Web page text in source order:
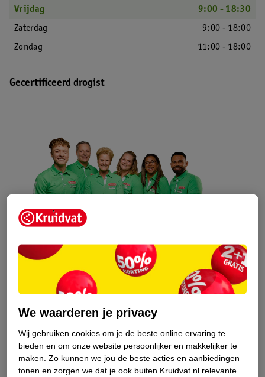
Vrijdag
9:00 - 18:30
Zaterdag
9:00 - 18:00
Zondag
11:00 - 18:00
Gecertificeerd drogist
Kruidvat is een erkend specialist in
zelfzorg, ook online. Wat je
gezondheidsvraag ook is, stel hem aan
Stel je gezondheidsvraag
We waarderen je privacy
Wij gebruiken cookies om je de beste online ervaring te
bieden en om onze website persoonlijker en makkelijker te
maken. Zo kunnen we jou de beste acties en aanbiedingen
tonen en zorgen we dat je ook buiten Kruidvat.nl relevante